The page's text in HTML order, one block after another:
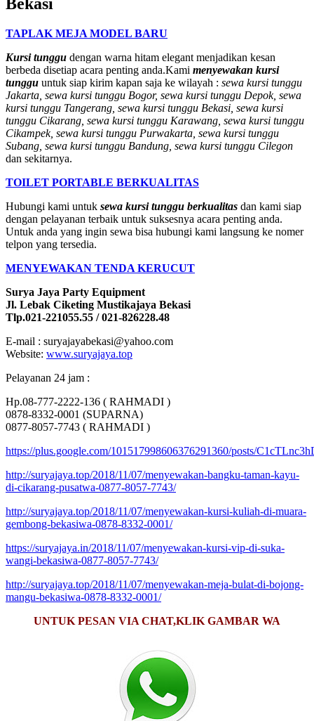
Bekasi
TAPLAK MEJA MODEL BARU
Kursi tunggu dengan warna hitam elegant menjadikan kesan
berbeda disetiap acara penting anda.Kami menyewakan kursi
tunggu untuk siap kirim kapan saja ke wilayah : sewa kursi tunggu
Jakarta, sewa kursi tunggu Bogor, sewa kursi tunggu Depok, sewa
kursi tunggu Tangerang, sewa kursi tunggu Bekasi, sewa kursi
tunggu Cikarang, sewa kursi tunggu Karawang, sewa kursi tunggu
Cikampek, sewa kursi tunggu Purwakarta, sewa kursi tunggu
Subang, sewa kursi tunggu Bandung, sewa kursi tunggu Cilegon
dan sekitarnya.
TOILET PORTABLE BERKUALITAS
Hubungi kami untuk sewa kursi tunggu berkualitas dan kami siap
dengan pelayanan terbaik untuk suksesnya acara penting anda.
Untuk anda yang ingin sewa bisa hubungi kami langsung ke nomer
telpon yang tersedia.
MENYEWAKAN TENDA KERUCUT
Surya Jaya Party Equipment
Jl. Lebak Ciketing Mustikajaya Bekasi
Tlp.021-221055.55 / 021-826228.48
E-mail : suryajayabekasi@yahoo.com
Website: www.suryajaya.top
Pelayanan 24 jam :
Hp.08-777-2222-136 ( RAHMADI )
0878-8332-0001 (SUPARNA)
0877-8057-7743 ( RAHMADI )
https://plus.google.com/101517998606376291360/posts/
http://suryajaya.top/2018/11/07/menyewakan-bangku-taman-kayu-
di-cikarang-pusatwa-0877-8057-7743/
http://suryajaya.top/2018/11/07/menyewakan-kursi-kuliah-di-muara-
gembong-bekasiwa-0878-8332-0001/
https://suryajaya.in/2018/11/07/menyewakan-kursi-vip-di-suka-
wangi-bekasiwa-0877-8057-7743/
http://suryajaya.top/2018/11/07/menyewakan-meja-bulat-di-bojong-
mangu-bekasiwa-0878-8332-0001/
UNTUK PESAN VIA CHAT,KLIK GAMBAR WA